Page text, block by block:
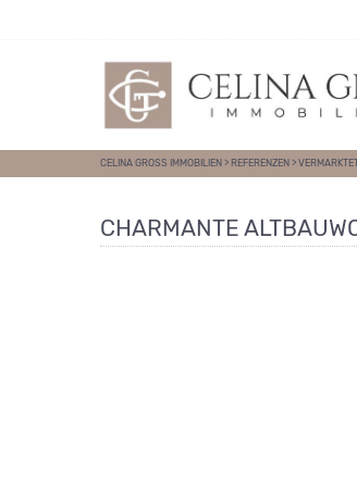
CELINA GROSS IMMOBILIEN > REFERENZEN >
CHARMANTE